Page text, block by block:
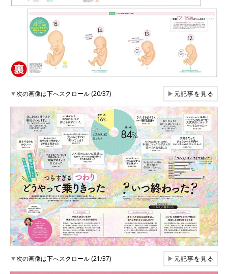
▼次の画像は下へスクロール (20/37) ▶元記事を見る
▼次の画像は下へスクロール (21/37) ▶元記事を見る